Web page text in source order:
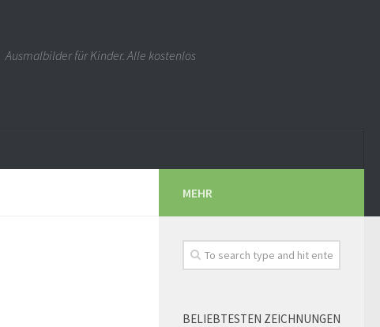
Ausmalbilder für Kinder. Alle kostenlos
MEHR
BELIEBTESTEN ZEICHNUNGEN